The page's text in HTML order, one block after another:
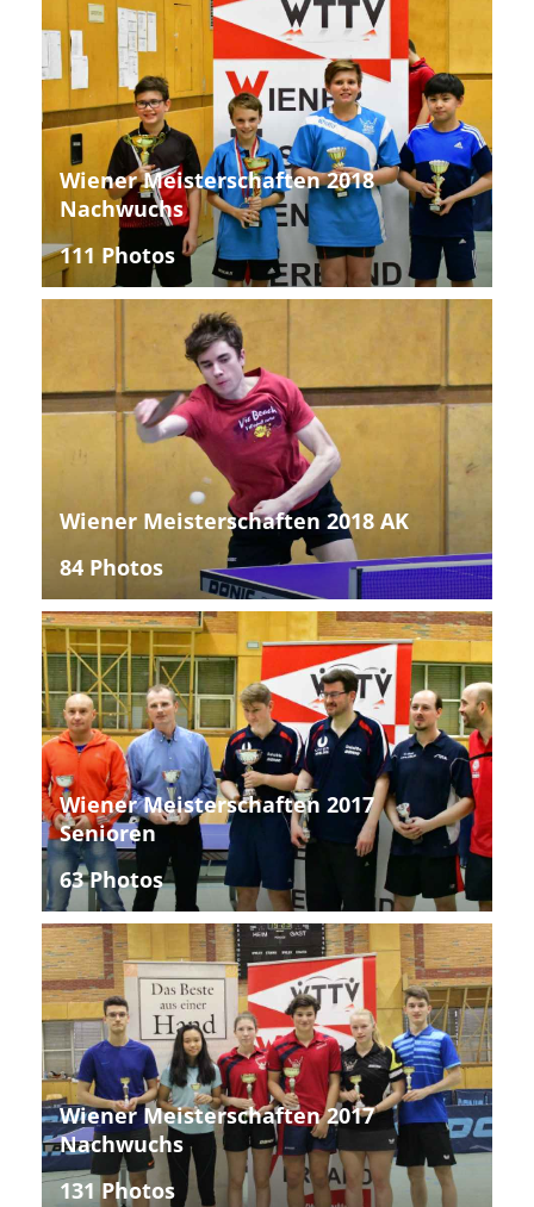
Wiener Meisterschaften 2018
Nachwuchs
111 Photos
Wiener Meisterschaften 2018 AK
84 Photos
Wiener Meisterschaften 2017
Senioren
63 Photos
Wiener Meisterschaften 2017
Nachwuchs
131 Photos